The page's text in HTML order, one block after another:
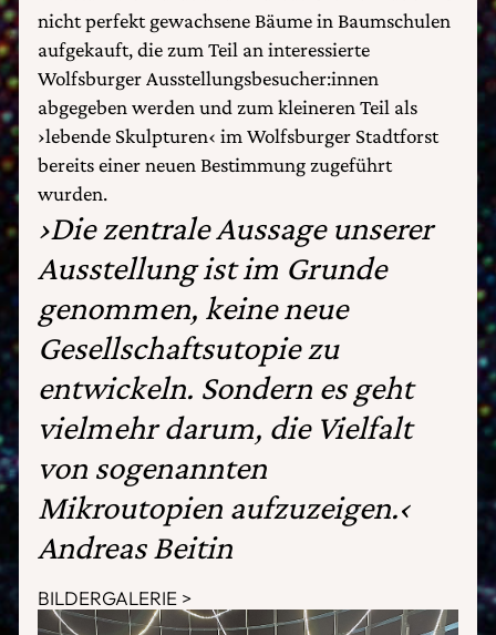
nicht perfekt gewachsene Bäume in Baumschulen
aufgekauft, die zum Teil an interessierte
Wolfsburger Ausstellungsbesucher:innen
abgegeben werden und zum kleineren Teil als
›lebende Skulpturen‹ im Wolfsburger Stadtforst
bereits einer neuen Bestimmung zugeführt
wurden.
›Die zentrale Aussage unserer
Ausstellung ist im Grunde
genommen, keine neue
Gesellschaftsutopie zu
entwickeln. Sondern es geht
vielmehr darum, die Vielfalt
von sogenannten
Mikroutopien aufzuzeigen.‹
Andreas Beitin
BILDERGALERIE